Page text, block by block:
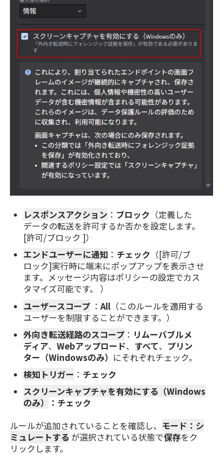
レスポンスアクション ： ブロック （定義した
データの転送を許可するか否かを設定します。
[許可/ブロック ]）
エンドユーザーに通知 ： チェック （[許可/ブ
ロック]実行時に端末にポップアップを表示させ
ます。メッセージ内容はポリシーの設定でカス
タマイズ可能です。 ）
ユーザースコープ ：All （このルールを適用する
ユーザーを制限することができます。）
外向き転送経路のスコープ ： リムーバブルメ
ディア、Webアップロード、 すべて、 プリン
ター（Windowsのみ） にそれぞれチェック。
検知トリガー ： チェック
スクリーンキャプチャを有効にする（Windows
のみ）
：チェック
ルールが追加されていることを確認し、 モード：シ
ミュレートする が選択されている状態で保存をク
リックします。